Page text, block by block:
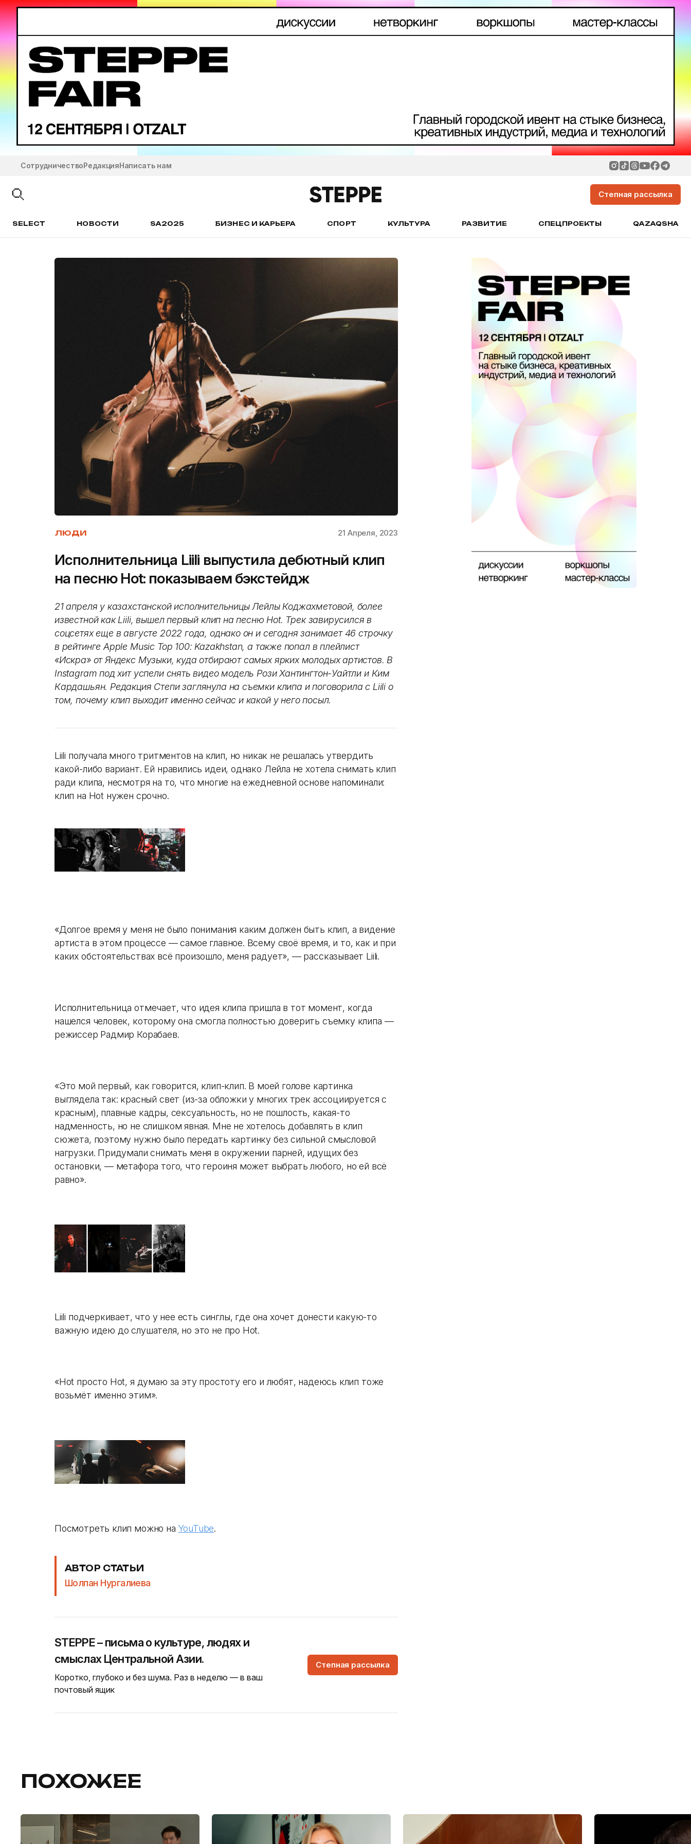
СотрудничествоРедакцияНаписать нам
Степная рассылка
SELECT НОВОСТИ SA2025 БИЗНЕС И КАРЬЕРА СПОРТ КУЛЬТУРА РАЗВИТИЕ СПЕЦПРОЕКТЫ QAZAQSHA
ЛЮДИ 21 Апреля, 2023
Исполнительница Liili выпустила дебютный клип
на песню Hot: показываем бэкстейдж
21 апреля у казахстанской исполнительницы Лейлы Коджахметовой, более
известной как Liili, вышел первый клип на песню Hot. Трек завирусился в
соцсетях еще в августе 2022 года, однако он и сегодня занимает 46 строчку
в рейтинге Apple Music Top 100: Kazakhstan, а также попал в плейлист
«Искра» от Яндекс Музыки, куда отбирают самых ярких молодых артистов. В
Instagram под хит успели снять видео модель Рози Хантингтон-Уайтли и Ким
Кардашьян. Редакция Степи заглянула на съемки клипа и поговорила с Liili о
том, почему клип выходит именно сейчас и какой у него посыл.
Liili получала много тритментов на клип, но никак не решалась утвердить
какой-либо вариант. Ей нравились идеи, однако Лейла не хотела снимать клип
ради клипа, несмотря на то, что многие на ежедневной основе напоминали:
клип на Hot нужен срочно.
«Долгое время у меня не было понимания каким должен быть клип, а видение
артиста в этом процессе — самое главное. Всему своё время, и то, как и при
каких обстоятельствах всё произошло, меня радует», — рассказывает Liili.
Исполнительница отмечает, что идея клипа пришла в тот момент, когда
нашелся человек, которому она смогла полностью доверить съемку клипа —
режиссер Радмир Корабаев.
«Это мой первый, как говорится, клип-клип. В моей голове картинка
выглядела так: красный свет (из-за обложки у многих трек ассоциируется с
красным), плавные кадры, сексуальность, но не пошлость, какая-то
надменность, но не слишком явная. Мне не хотелось добавлять в клип
сюжета, поэтому нужно было передать картинку без сильной смысловой
нагрузки. Придумали снимать меня в окружении парней, идущих без
остановки, — метафора того, что героиня может выбрать любого, но ей всё
равно».
Liili подчеркивает, что у нее есть синглы, где она хочет донести какую-то
важную идею до слушателя, но это не про Hot.
«Hot просто Hot, я думаю за эту простоту его и любят, надеюсь клип тоже
возьмёт именно этим».
Посмотреть клип можно на YouTube.
АВТОР СТАТЬИ
Шолпан Нургалиева
STEPPE – письма о культуре, людях и
смыслах Центральной Азии.
Коротко, глубоко и без шума. Раз в неделю — в ваш
почтовый ящик
Степная рассылка
ПОХОЖЕЕ